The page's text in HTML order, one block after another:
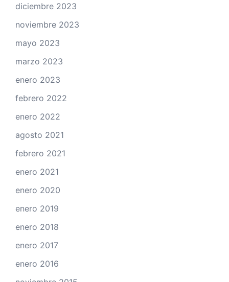
diciembre 2023
noviembre 2023
mayo 2023
marzo 2023
enero 2023
febrero 2022
enero 2022
agosto 2021
febrero 2021
enero 2021
enero 2020
enero 2019
enero 2018
enero 2017
enero 2016